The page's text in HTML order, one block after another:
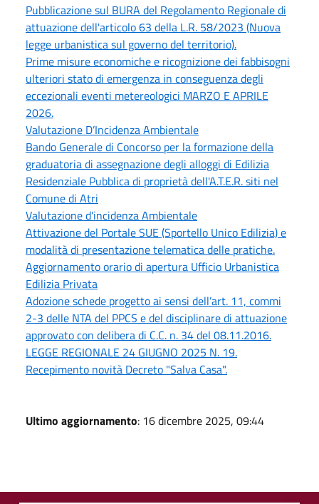
Pubblicazione sul BURA del Regolamento Regionale di
attuazione dell'articolo 63 della L.R. 58/2023 (Nuova
legge urbanistica sul governo del territorio).
Prime misure economiche e ricognizione dei fabbisogni
ulteriori stato di emergenza in conseguenza degli
eccezionali eventi metereologici MARZO E APRILE
2026.
Valutazione D’Incidenza Ambientale
Bando Generale di Concorso per la formazione della
graduatoria di assegnazione degli alloggi di Edilizia
Residenziale Pubblica di proprietà dell'A.T.E.R. siti nel
Comune di Atri
Valutazione d'incidenza Ambientale
Attivazione del Portale SUE (Sportello Unico Edilizia) e
modalità di presentazione telematica delle pratiche.
Aggiornamento orario di apertura Ufficio Urbanistica
Edilizia Privata
Adozione schede progetto ai sensi dell’art. 11, commi
2-3 delle NTA del PPCS e del disciplinare di attuazione
approvato con delibera di C.C. n. 34 del 08.11.2016.
LEGGE REGIONALE 24 GIUGNO 2025 N. 19.
Recepimento novità Decreto "Salva Casa".
Ultimo aggiornamento: 16 dicembre 2025, 09:44